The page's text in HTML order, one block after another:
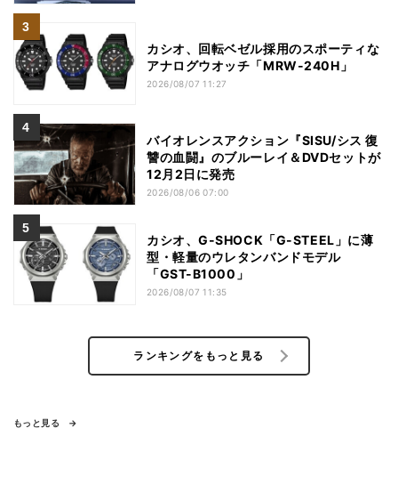
カシオ、回転ベゼル採用のスポーティな
アナログウオッチ「MRW-240H」
2026/08/07 11:27
バイオレンスアクション『SISU/シス 復
讐の血闘』のブルーレイ＆DVDセットが
12月2日に発売
2026/08/06 07:00
カシオ、G-SHOCK「G-STEEL」に薄
型・軽量のウレタンバンドモデル
「GST-B1000」
2026/08/07 11:35
ランキングをもっと見る
もっと見る